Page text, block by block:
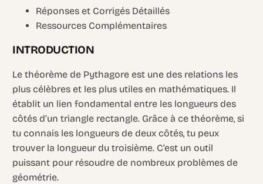
Réponses et Corrigés Détaillés
Ressources Complémentaires
INTRODUCTION
Le théorème de Pythagore est une des relations les
plus célèbres et les plus utiles en mathématiques. Il
établit un lien fondamental entre les longueurs des
côtés d’un triangle rectangle. Grâce à ce théorème, si
tu connais les longueurs de deux côtés, tu peux
trouver la longueur du troisième. C’est un outil
puissant pour résoudre de nombreux problèmes de
géométrie.